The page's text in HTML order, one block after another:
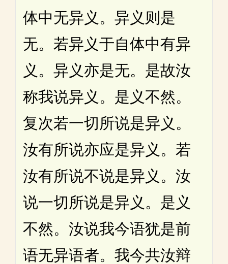
体中无异义。异义则是
无。若异义于自体中有异
义。异义亦是无。是故汝
称我说异义。是义不然。
复次若一切所说是异义。
汝有所说亦应是异义。若
汝有所说不说是异义。汝
说一切所说是异义。是义
不然。汝说我今语犹是前
语无异语者。我今共汝辩